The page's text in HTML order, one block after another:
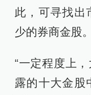
此，可寻找出
少的券商金股。
“一定程度上
露的十大金股